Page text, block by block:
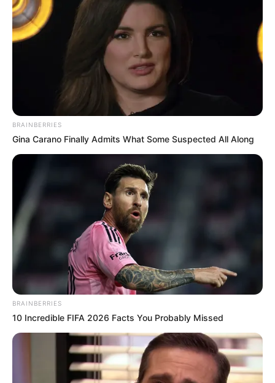
BRAINBERRIES
Gina Carano Finally Admits What Some Suspected All Along
BRAINBERRIES
10 Incredible FIFA 2026 Facts You Probably Missed